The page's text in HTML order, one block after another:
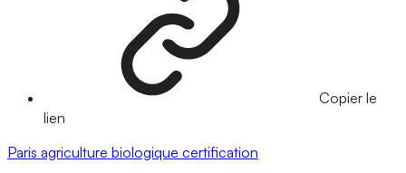
Copier le
lien
Paris agriculture biologique certification